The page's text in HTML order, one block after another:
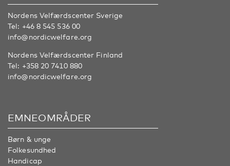
Nordens Velfærdscenter Sverige
Tel: +46 8 545 536 00
info@nordicwelfare.org
Nordens Velfærdscenter Finland
Tel: +358 20 7410 880
info@nordicwelfare.org
EMNEOMRÅDER
Børn & unge
Folkesundhed
Handicap